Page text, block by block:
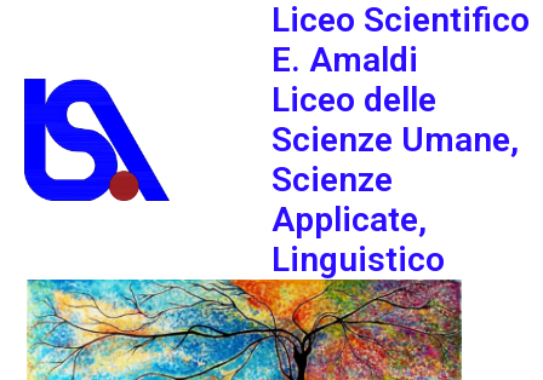
Liceo Scientifico
E. Amaldi
Liceo delle
Scienze Umane,
Scienze
Applicate,
Linguistico